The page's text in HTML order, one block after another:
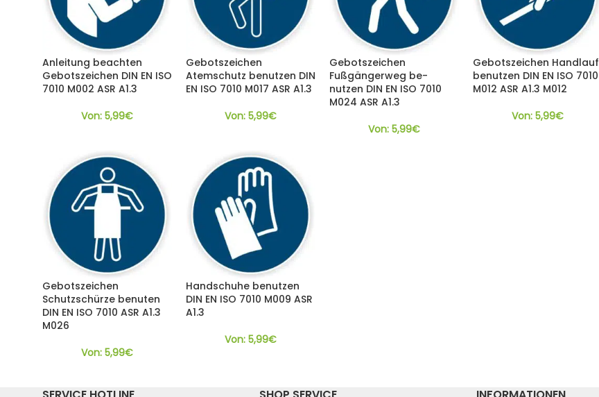
Anleitung beachten
Gebotszeichen DIN EN ISO
7010 M002 ASR A1.3
Von: 5,99€
Gebotszeichen
Atemschutz benutzen DIN
EN ISO 7010 M017 ASR A1.3
Von: 5,99€
Gebotszeichen
Fußgängerweg be-
nutzen DIN EN ISO 7010
M024 ASR A1.3
Von: 5,99€
Gebotszeichen Handlauf
benutzen DIN EN ISO 7010
M012 ASR A1.3 M012
Von: 5,99€
Gebotszeichen
Schutzschürze benuten
DIN EN ISO 7010 ASR A1.3
M026
Von: 5,99€
Handschuhe benutzen
DIN EN ISO 7010 M009 ASR
A1.3
Von: 5,99€